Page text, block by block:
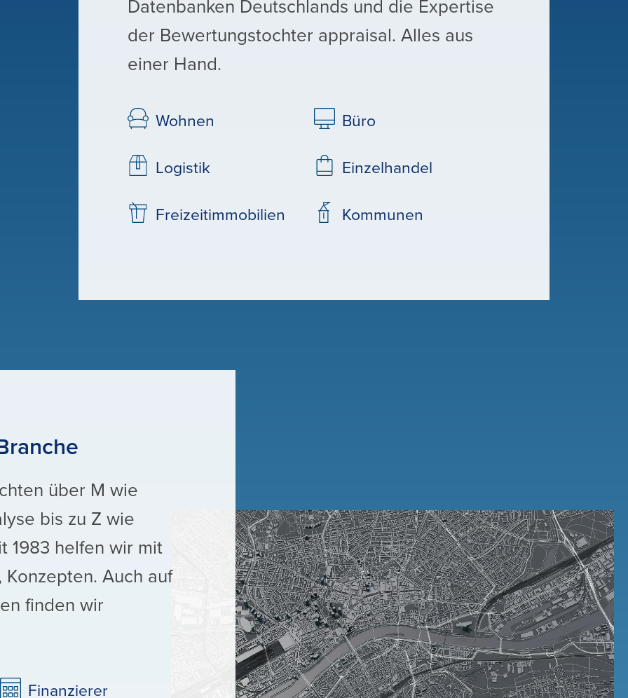
Datenbanken Deutschlands und die Expertise
der Bewertungstochter appraisal. Alles aus
einer Hand.
Wohnen Büro
Logistik Einzelhandel
Freizeitimmobilien Kommunen
über M wie
bis zu Z wie
1983 helfen wir mit
Auch auf
finden wir
Finanzierer